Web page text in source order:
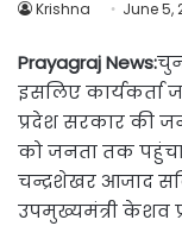
Krishna June 5,
Prayagraj News:
इसलिए कार्यकर्ता
प्रदेश सरकार की
को जनता तक
चन्द्रशेखर आजाद
उपमुख्यमंत्री केशव